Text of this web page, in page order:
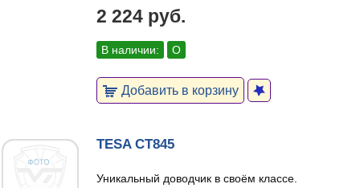
2 224 руб.
В наличии: О
Добавить в корзину
TESA CT845
Уникальный доводчик в своём классе.